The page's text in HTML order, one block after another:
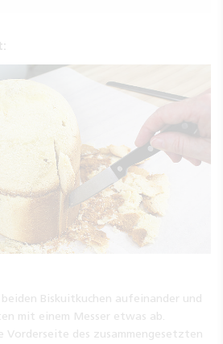
beiden Biskuitkuchen aufeinander und
mit einem Messer etwas ab.
Vorderseite des zusammengesetzten